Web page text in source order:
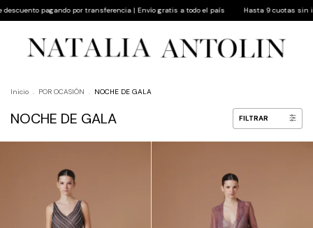
por transferencia | Envío gratis a todo el país Hasta 9 cuotas sin interés | 10% de
Inicio . POR OCASIÓN . NOCHE DE GALA
NOCHE DE GALA FILTRAR